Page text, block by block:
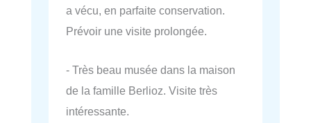
a vécu, en parfaite conservation.
Prévoir une visite prolongée.
- Très beau musée dans la maison
de la famille Berlioz. Visite très
intéressante.